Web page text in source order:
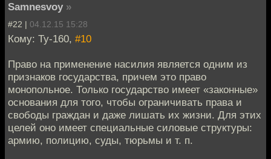
Samnesvoy »
#22 | 04.12.15 15:28
Кому: Ту-160, #10
Право на применение насилия является одним из
признаков государства, причем это право
монопольное. Только государство имеет «законные»
основания для того, чтобы ограничивать права и
свободы граждан и даже лишать их жизни. Для этих
целей оно имеет специальные силовые структуры:
армию, полицию, суды, тюрьмы и т. п.